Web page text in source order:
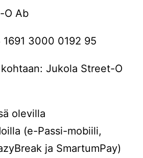
O Ab
3000 0192 95
Jukola Street-O
olevilla
(e-Passi-mobiili,
ja SmartumPay)